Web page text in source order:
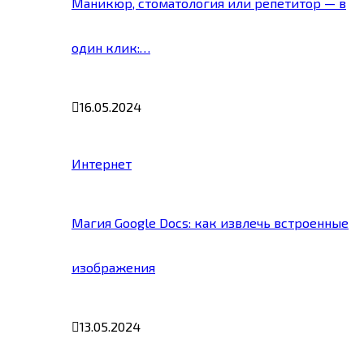
один клик:…
16.05.2024
Интернет
Магия Google Docs: как извлечь встроенные
изображения
13.05.2024